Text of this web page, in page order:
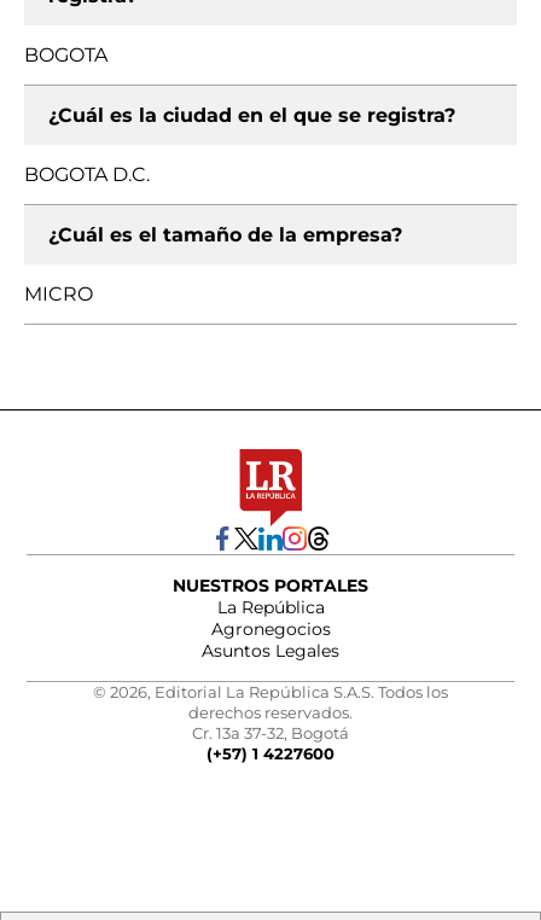
BOGOTA
¿Cuál es la ciudad en el que se registra?
BOGOTA D.C.
¿Cuál es el tamaño de la empresa?
MICRO
NUESTROS PORTALES
La República
Agronegocios
Asuntos Legales
© 2026, Editorial La República S.A.S. Todos los
derechos reservados.
Cr. 13a 37-32, Bogotá
(+57) 1 4227600